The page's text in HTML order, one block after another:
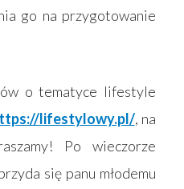
go na przygotowanie
o tematyce lifestyle
lifestylowy.pl/, na
Po wieczorze
się panu młodemu